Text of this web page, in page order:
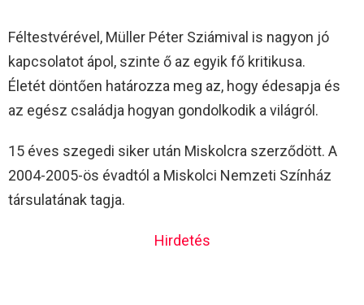
Féltestvérével, Müller Péter Sziámival is nagyon jó
kapcsolatot ápol, szinte ő az egyik fő kritikusa.
Életét döntően határozza meg az, hogy édesapja és
az egész családja hogyan gondolkodik a világról.
15 éves szegedi siker után Miskolcra szerződött. A
2004-2005-ös évadtól a Miskolci Nemzeti Színház
társulatának tagja.
Hirdetés